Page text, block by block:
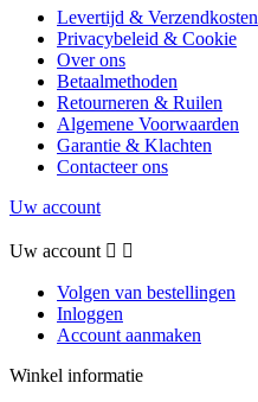
Levertijd & Verzendkosten
Privacybeleid & Cookie
Over ons
Betaalmethoden
Retourneren & Ruilen
Algemene Voorwaarden
Garantie & Klachten
Contacteer ons
Uw account
Uw account  
Volgen van bestellingen
Inloggen
Account aanmaken
Winkel informatie